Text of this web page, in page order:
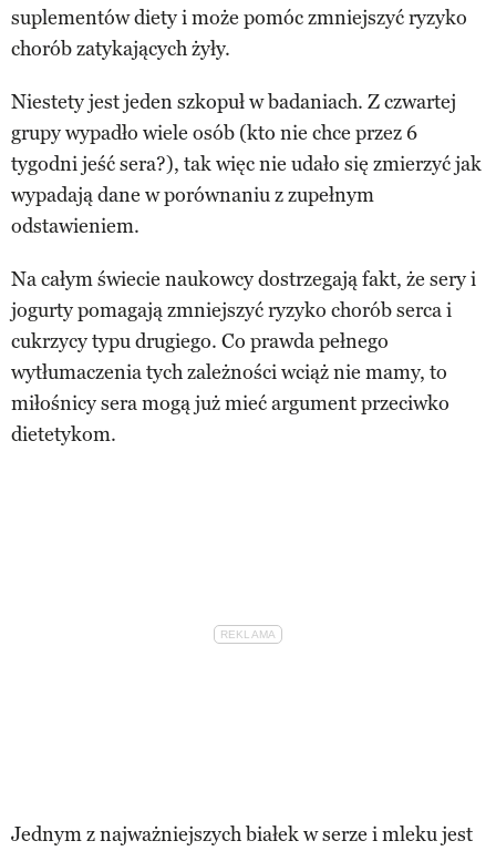
suplementów diety i może pomóc zmniejszyć ryzyko
chorób zatykających żyły.
Niestety jest jeden szkopuł w badaniach. Z czwartej
grupy wypadło wiele osób (kto nie chce przez 6
tygodni jeść sera?), tak więc nie udało się zmierzyć jak
wypadają dane w porównaniu z zupełnym
odstawieniem.
Na całym świecie naukowcy dostrzegają fakt, że sery i
jogurty pomagają zmniejszyć ryzyko chorób serca i
cukrzycy typu drugiego. Co prawda pełnego
wytłumaczenia tych zależności wciąż nie mamy, to
miłośnicy sera mogą już mieć argument przeciwko
dietetykom.
Jednym z najważniejszych białek w serze i mleku jest